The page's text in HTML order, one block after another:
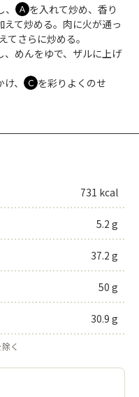
Ａ を入れて炒め、香り
て炒める。肉に火が通っ
てさらに炒める。
めんをゆで、ザルに上げ
、 Ｃ を彩りよくのせ
731 kcal
5.2 g
37.2 g
50 g
30.9 g
く